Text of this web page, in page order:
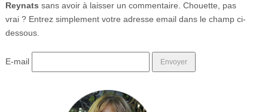
Reynats sans avoir à laisser un commentaire. Chouette, pas
vrai ? Entrez simplement votre adresse email dans le champ ci-
dessous.
E-mail